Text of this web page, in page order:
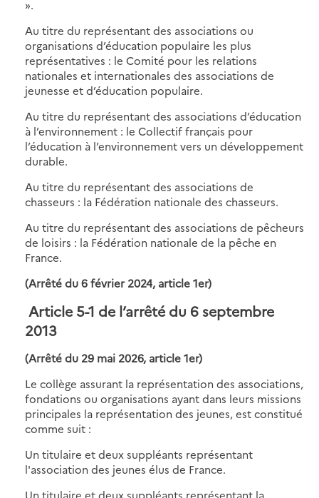
».
Au titre du représentant des associations ou
organisations d’éducation populaire les plus
représentatives : le Comité pour les relations
nationales et internationales des associations de
jeunesse et d’éducation populaire.
Au titre du représentant des associations d’éducation
à l’environnement : le Collectif français pour
l’éducation à l’environnement vers un développement
durable.
Au titre du représentant des associations de
chasseurs : la Fédération nationale des chasseurs.
Au titre du représentant des associations de pêcheurs
de loisirs : la Fédération nationale de la pêche en
France.
(Arrêté du 6 février 2024, article 1er)
Article 5-1 de l’arrêté du 6 septembre
2013
(Arrêté du 29 mai 2026, article 1er)
Le collège assurant la représentation des associations,
fondations ou organisations ayant dans leurs missions
principales la représentation des jeunes, est constitué
comme suit :
Un titulaire et deux suppléants représentant
l'association des jeunes élus de France.
Un titulaire et deux suppléants représentant la